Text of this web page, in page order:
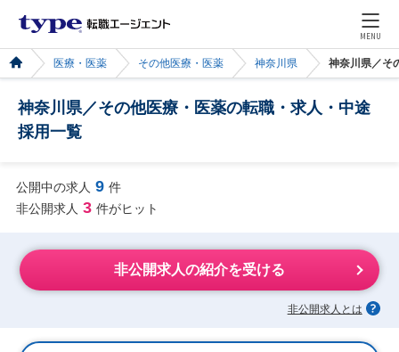
MENU
医療・医薬 その他医療・医薬 神奈川県 神奈川県／そ
神奈川県／その他医療・医薬の転職・求人・中途
採用一覧
公開中の求人 9 件
非公開求人 3 件がヒット
非公開求人の紹介を受ける
非公開求人とは